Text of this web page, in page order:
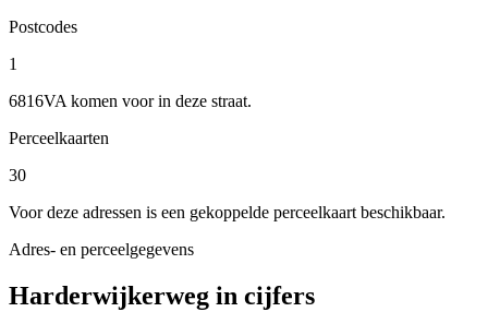
Postcodes
1
6816VA komen voor in deze straat.
Perceelkaarten
30
Voor deze adressen is een gekoppelde perceelkaart beschikbaar.
Adres- en perceelgegevens
Harderwijkerweg in cijfers